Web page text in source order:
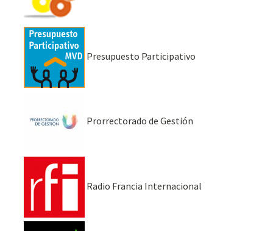
Presupuesto Participativo
Prorrectorado de Gestión
Radio Francia Internacional